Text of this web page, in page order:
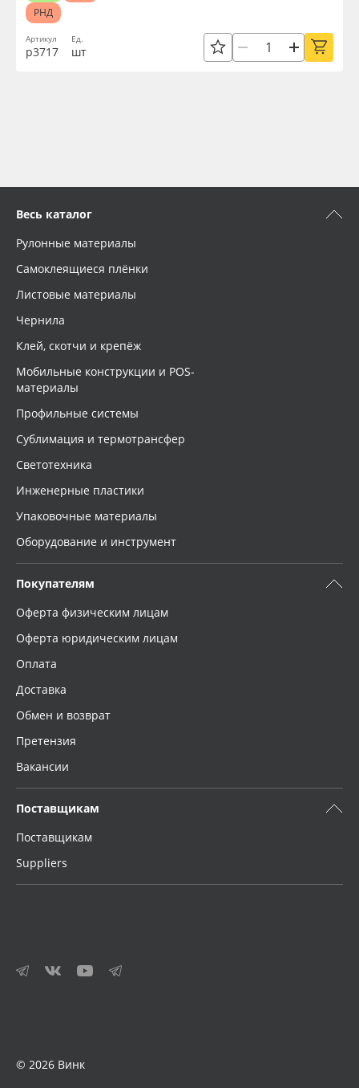
Артикул
р3717
Ед.
шт
РНД
Весь каталог
Рулонные материалы
Самоклеящиеся плёнки
Листовые материалы
Чернила
Клей, скотчи и крепёж
Мобильные конструкции и POS-
материалы
Профильные системы
Сублимация и термотрансфер
Светотехника
Инженерные пластики
Упаковочные материалы
Оборудование и инструмент
Покупателям
Оферта физическим лицам
Оферта юридическим лицам
Оплата
Доставка
Обмен и возврат
Претензия
Вакансии
Поставщикам
Поставщикам
Suppliers
© 2026 Винк